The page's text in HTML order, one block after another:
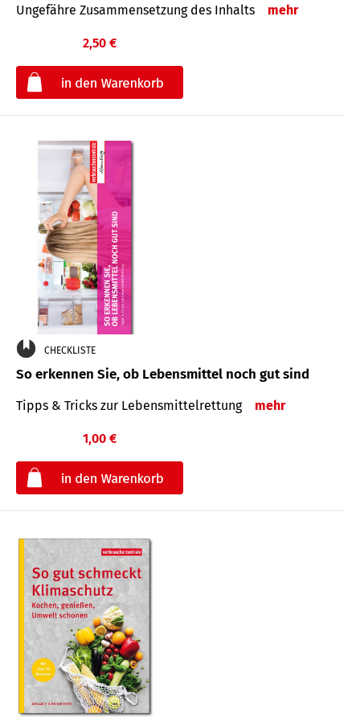
Ungefähre Zusammensetzung des Inhalts mehr
2,50 €
CHECKLISTE
So erkennen Sie, ob Lebensmittel noch gut sind
Tipps & Tricks zur Lebensmittelrettung mehr
1,00 €